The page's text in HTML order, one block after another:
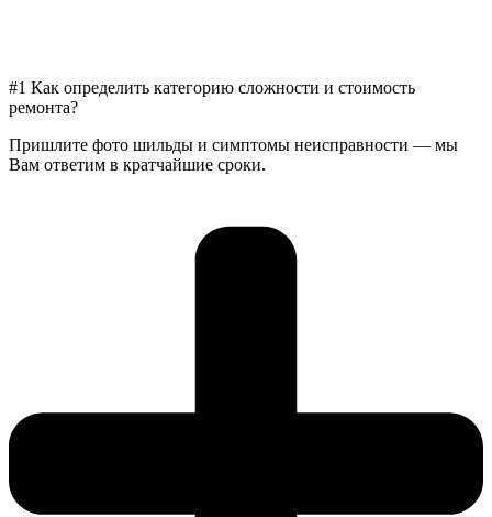
#1 Как определить категорию сложности и стоимость
ремонта?
Пришлите фото шильды и симптомы неисправности — мы
Вам ответим в кратчайшие сроки.